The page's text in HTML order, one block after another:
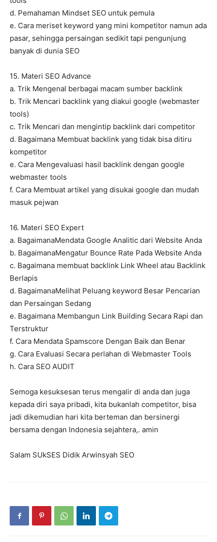
d. Pemahaman Mindset SEO untuk pemula
e. Cara meriset keyword yang mini kompetitor namun ada
pasar, sehingga persaingan sedikit tapi pengunjung
banyak di dunia SEO
15. Materi SEO Advance
a. Trik Mengenal berbagai macam sumber backlink
b. Trik Mencari backlink yang diakui google (webmaster
tools)
c. Trik Mencari dan mengintip backlink dari competitor
d. Bagaimana Membuat backlink yang tidak bisa ditiru
kompetitor
e. Cara Mengevaluasi hasil backlink dengan google
webmaster tools
f. Cara Membuat artikel yang disukai google dan mudah
masuk pejwan
16. Materi SEO Expert
a. BagaimanaMendata Google Analitic dari Website Anda
b. BagaimanaMengatur Bounce Rate Pada Website Anda
c. Bagaimana membuat backlink Link Wheel atau Backlink
Berlapis
d. BagaimanaMelihat Peluang keyword Besar Pencarian
dan Persaingan Sedang
e. Bagaimana Membangun Link Building Secara Rapi dan
Terstruktur
f. Cara Mendata Spamscore Dengan Baik dan Benar
g. Cara Evaluasi Secara perlahan di Webmaster Tools
h. Cara SEO AUDIT
Semoga kesuksesan terus mengalir di anda dan juga
kepada diri saya pribadi, kita bukanlah competitor, bisa
jadi dikemudian hari kita berteman dan bersinergi
bersama dengan Indonesia sejahtera,. amin
Salam SUkSES Didik Arwinsyah SEO